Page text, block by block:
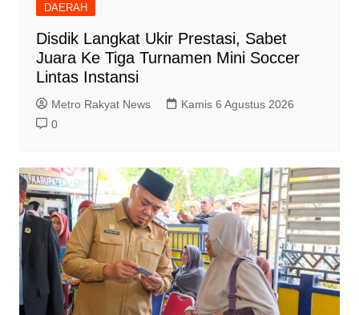
DAERAH
Disdik Langkat Ukir Prestasi, Sabet
Juara Ke Tiga Turnamen Mini Soccer
Lintas Instansi
Metro Rakyat News
Kamis 6 Agustus 2026
0